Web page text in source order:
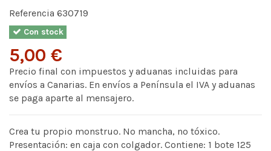
Referencia 630719
Con stock
5,00 €
Precio final con impuestos y aduanas incluidas para
envíos a Canarias. En envíos a Península el IVA y aduanas
se paga aparte al mensajero.
Crea tu propio monstruo. No mancha, no tóxico.
Presentación: en caja con colgador. Contiene: 1 bote 125